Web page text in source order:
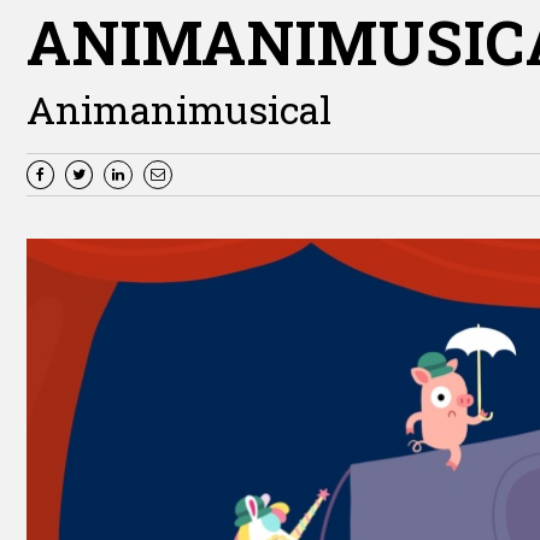
Animanimusical